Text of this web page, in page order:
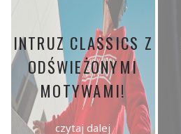
INTRUZ CLASSICS Z
ODŚWIEŻONYMI
MOTYWAMI!
czytaj dalej